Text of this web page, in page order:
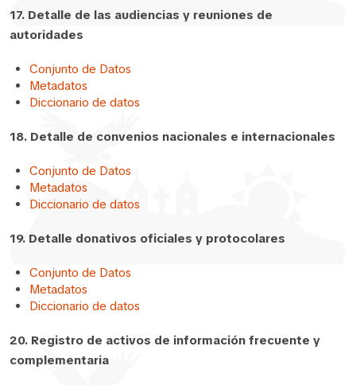
17. Detalle de las audiencias y reuniones de
autoridades
Conjunto de Datos
Metadatos
Diccionario de datos
18. Detalle de convenios nacionales e internacionales
Conjunto de Datos
Metadatos
Diccionario de datos
19. Detalle donativos oficiales y protocolares
Conjunto de Datos
Metadatos
Diccionario de datos
20. Registro de activos de información frecuente y
complementaria